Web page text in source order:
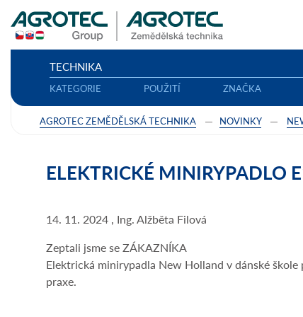
TECHNIKA
KATEGORIE POUŽITÍ ZNAČKA
AGROTEC ZEMĚDĚLSKÁ TECHNIKA NOVINKY
ELEKTRICKÉ MINIRYPADLO
14. 11. 2024 , Ing. Alžběta Filová
Zeptali jsme se ZÁKAZNÍKA
Elektrická minirypadla New Holland v dánské
praxe.